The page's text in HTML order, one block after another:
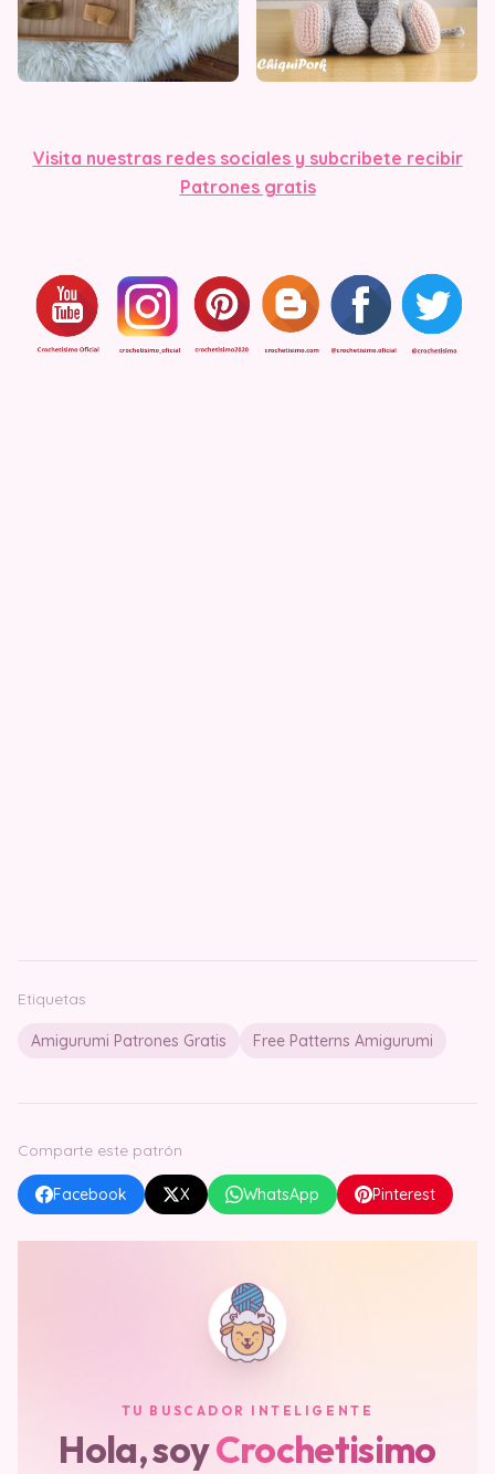
Visita nuestras redes sociales y subcribete recibir
Patrones gratis
Etiquetas
Amigurumi Patrones Gratis Free Patterns Amigurumi
Comparte este patrón
Facebook X WhatsApp Pinterest
TU BUSCADOR INTELIGENTE
Hola, soyCrochetisimo